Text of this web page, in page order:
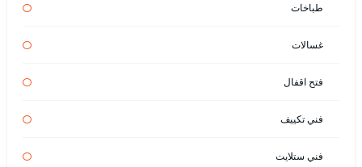
طباخات
غسالات
فتح اقفال
فني تكييف
فني ستلايت